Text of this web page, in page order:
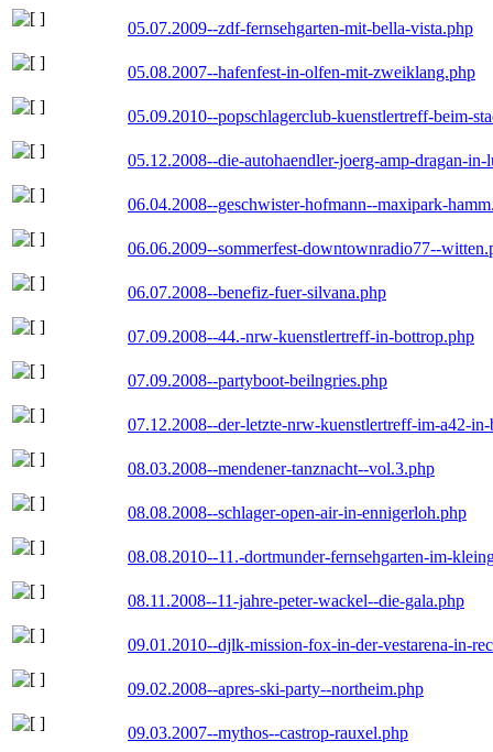
05.07.2009--zdf-fernsehgarten-mit-bella-vista.php
05.08.2007--hafenfest-in-olfen-mit-zweiklang.php
05.09.2010--popschlagerclub-kuenstlertreff-beim-
05.12.2008--die-autohaendler-joerg-amp-dragan-in-
06.04.2008--geschwister-hofmann--maxipark-
06.06.2009--sommerfest-downtownradio77--
06.07.2008--benefiz-fuer-silvana.php
07.09.2008--44.-nrw-kuenstlertreff-in-bottrop.php
07.09.2008--partyboot-beilngries.php
07.12.2008--der-letzte-nrw-kuenstlertreff-im-a42-
08.03.2008--mendener-tanznacht--vol.3.php
08.08.2008--schlager-open-air-in-ennigerloh.php
08.08.2010--11.-dortmunder-fernsehgarten-im-
08.11.2008--11-jahre-peter-wackel--die-gala.php
09.01.2010--djlk-mission-fox-in-der-vestarena-in-
09.02.2008--apres-ski-party--northeim.php
09.03.2007--mythos--castrop-rauxel.php